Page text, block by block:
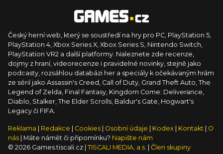
Český herní web, který se soustředí na hry pro PC, PlayStation 5,
PlayStation 4, Xbox Series X, Xbox Series S, Nintendo Switch,
PlayStation VR2 a další platformy. Naleznete zde recenze,
dojmy z hraní, videorecenze i pravidelné novinky, stejně jako
podcasty, rozsáhlou databázi her a speciály k očekávaným hrám
ze sérií jako Assassin's Creed, Call of Duty, Grand Theft Auto, The
Legend of Zelda, Final Fantasy, Kingdom Come: Deliverance,
Diablo, Stalker, The Elder Scrolls, Baldur's Gate, Hogwart's
Legacy či FIFA.
Reklama Redakce Cookies Osobní údaje Kodex Kontakt
O
nás
| Máte námět či připomínku? Napište nám
© 2026 Games.tiscali.cz | TISCALI MEDIA, a.s.
Člen skupiny